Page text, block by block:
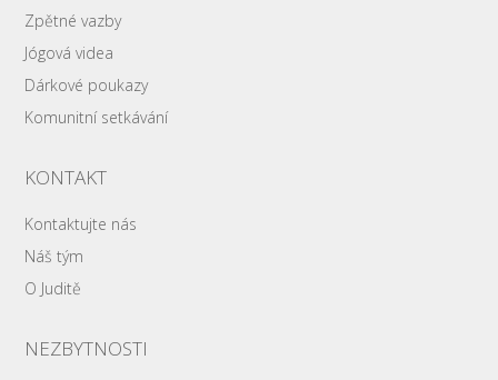
Zpětné vazby
Jógová videa
Dárkové poukazy
Komunitní setkávání
KONTAKT
Kontaktujte nás
Náš tým
O Juditě
NEZBYTNOSTI